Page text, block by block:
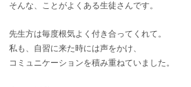
そんな、ことがよくある生徒さんです。
先生方は毎度根気よく付き合ってくれて。
私も、自習に来た時には声をかけ、
コミュニケーションを積み重ねていました。